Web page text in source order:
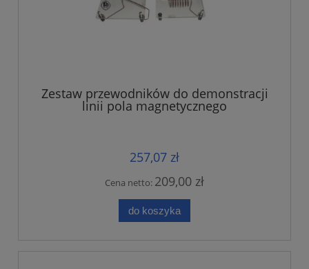
Zestaw przewodników do demonstracji
linii pola magnetycznego
257,07 zł
Cena netto: 209,00 zł
do koszyka